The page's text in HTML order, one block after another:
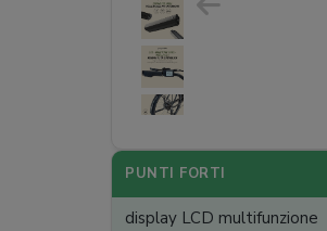
PUNTI FORTI
display LCD multifunzione